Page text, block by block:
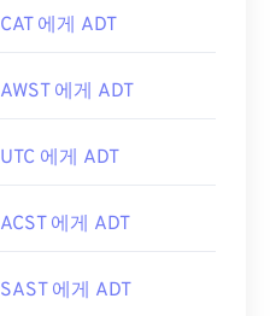
CAT 에게 ADT
AWST 에게 ADT
UTC 에게 ADT
ACST 에게 ADT
SAST 에게 ADT